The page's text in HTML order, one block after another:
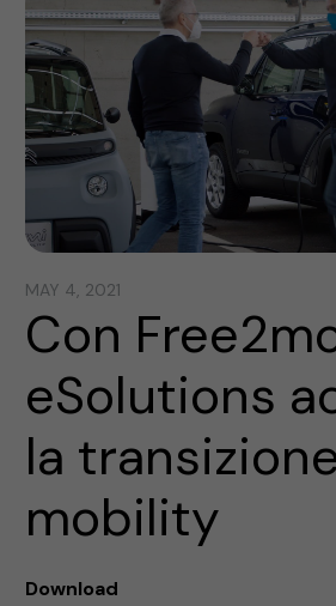
MAY 4, 2021
Con
eSolutions
la
mobility
Download